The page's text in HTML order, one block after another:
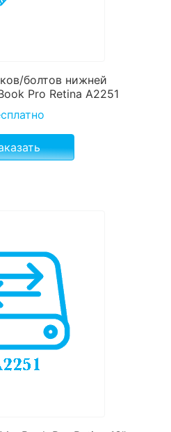
болтов нижней
Pro Retina A2251